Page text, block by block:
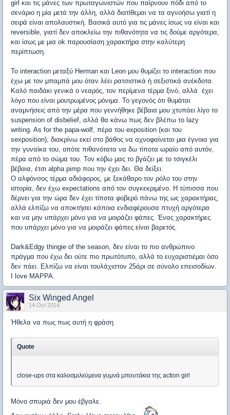
girl και τις μάνες των πρωταγωνιστών που παίρνουν πόδι από το
σενάριο η μία μετά την άλλη, αλλά διατίθεμαι να τα αγνοήσω γιατί η
σειρά είναι απολαυστική. Βασικά αυτό για τις μάνες ίσως να είναι και
reversible, γιατί δεν αποκλείω την πιθανότητα να τις δούμε αργότερα,
και ίσως με μια ok παρουσίαση χαρακτήρα στην καλύτερη
περίπτωση.
Το interaction μεταξύ Herman και Leon μου θυμίζει το interaction που
έχω με τον μπαμπά μου όταν λέει ρατσιστικά ή σεξιστικά ανέκδοτα.
Καλό παιδάκι γενικά ο νεαρός, τον περίμενα τέρμα ξινό, αλλά έχει
λόγο που είναι μουτρωμένος μόνιμα. Το γεγονός ότι θυμάται
αναμνήσεις από την μέρα που γεννήθηκε βέβαια μου χτυπάει λίγο το
suspension of disbelief, αλλά θα κάνω πως δεν βλέπω το lazy
writing. As for the papa-wolf, πέρα του exposition (και του
sexposition), διακρίνω εκεί στο βάθος να αχνοφαίνεται μια έγνοια για
την γυναίκα του, οπότε πιθανότατα να δω τίποτα ωραίο από αυτόν,
πέρα από το σώμα του. Τον κόβω μας το βγάζει με το τσιγκέλι
βέβαια, έτσι alpha pimp που την έχει δει. Θα δείξει.
Ο αλφόνσος τέρμα αδιάφορος, με ξεκάθαρο τον ρόλο του στην
ιστορία, δεν έχω expectations από τον συγκεκριμένο. Η τύπισσα που
δέρνει για την ώρα δεν έχει τίποτα φοβερό πάνω της ως χαρακτήρας,
αλλά ελπίζω να αποκτήσει κάποια ενδιαφέρουσα πτυχή αργότερα
και να μην υπάρχει μόνο για να μοιράζει φάπες. Ένας χαρακτήρες
που υπάρχει μόνο για να μοιράζει φάπες είναι βαρετός.
Dark&Edgy thingie of the season, δεν είναι το πιο ανθρώπινο
πράγμα που έχω δει ούτε πιο πρωτότυπο, αλλά το ευχαριστιέμαι όσο
δεν πάει. Ελπίζω να είναι τουλάχιστον 25άρι σε σύνολο επεισοδίων.
I love MAPPA.
Six Winged Angel
14 Oct 2014
Ήθελα να πως πως αυτή η φράση
Quote
close-ups στα καλοσμιλεύμενα γυμνά μπουτάκια της action girl
Μόνο σπυριά δεν μου έβγαλε.